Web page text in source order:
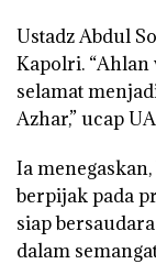
Ustadz Abdul
Kapolri. “Ahlan
selamat
Azhar,” ucap
Ia
berpijak pada
siap
dalam